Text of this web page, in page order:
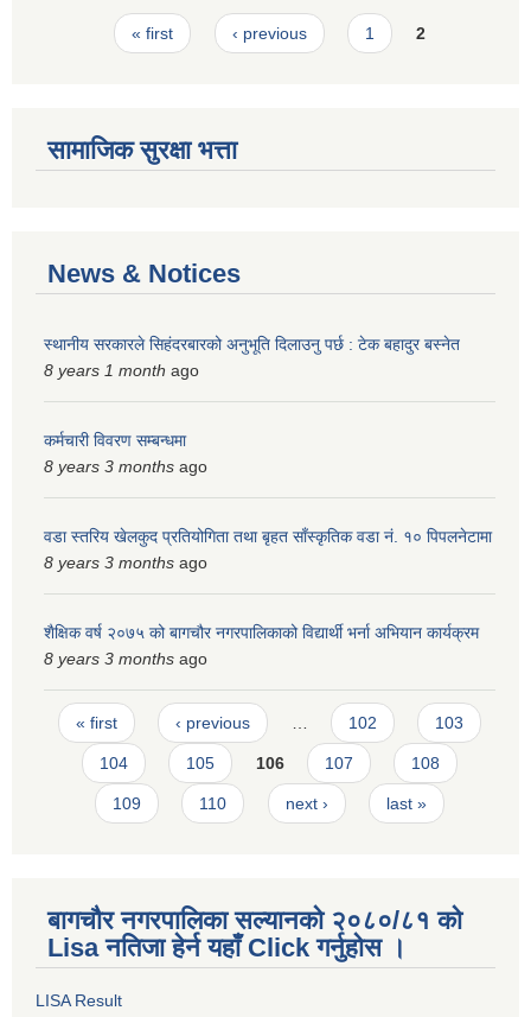
Pages« first ‹ previous 1 2
सामाजिक सुरक्षा भत्ता
News & Notices
स्थानीय सरकारले सिहंदरबारको अनुभूति दिलाउनु पर्छ : टेक बहादुर बस्नेत
8 years 1 month ago
कर्मचारी विवरण सम्बन्धमा
8 years 3 months ago
वडा स्तरिय खेलकुद प्रतियोगिता तथा बृहत साँस्कृतिक वडा नं. १० पिपलनेटामा
8 years 3 months ago
शैक्षिक वर्ष २०७५ को बागचौर नगरपालिकाको विद्यार्थी भर्ना अभियान कार्यक्रम
8 years 3 months ago
Pages
« first ‹ previous … 102 103
104 105 106 107 108
109 110 next › last »
बागचौर नगरपालिका सल्यानको २०८०/८१ को
Lisa नतिजा हेर्न यहाँ Click गर्नुहोस ।
LISA Result